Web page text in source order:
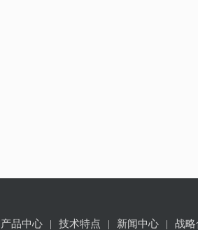
产品中心 | 技术特点 | 新闻中心 | 战略